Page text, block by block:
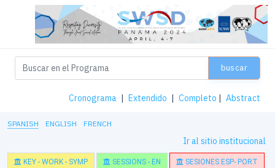
buscar
Cronograma | Extendido | Completo | Abstract
SPANISH ENGLISH FRENCH
Ir al sitio institucional
KEY - WORK - SYMP SESSIONS - EN SESIONES ESP- PORT